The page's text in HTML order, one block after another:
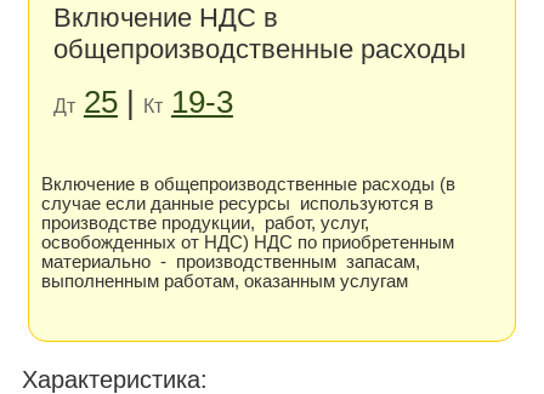
Включение НДС в
общепроизводственные расходы
Дт 25| Кт 19-3
Включение в общепроизводственные расходы (в
случае если данные ресурсы используются в
производстве продукции, работ, услуг,
освобожденных от НДС) НДС по приобретенным
материально - производственным запасам,
выполненным работам, оказанным услугам
Xарактеристика: